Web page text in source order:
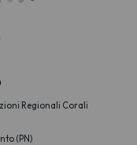
Regionali Corali
(PN)